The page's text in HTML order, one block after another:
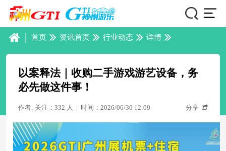
| 首页 资讯首页 行业动态 详情
以案释法｜收购二手游戏游艺设备，务
必先做这件事！
作者: 关注：332 人 | 时间：2026/06/30 12:09 分享